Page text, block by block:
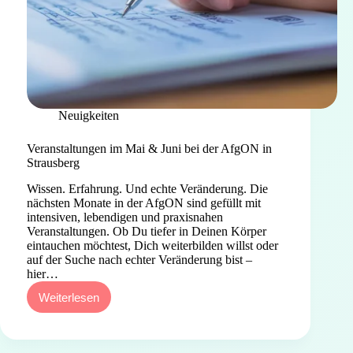
Neuigkeiten
Veranstaltungen im Mai & Juni bei der AfgON in
Strausberg
Wissen. Erfahrung. Und echte Veränderung. Die
nächsten Monate in der AfgON sind gefüllt mit
intensiven, lebendigen und praxisnahen
Veranstaltungen. Ob Du tiefer in Deinen Körper
eintauchen möchtest, Dich weiterbilden willst oder
auf der Suche nach echter Veränderung bist –
hier…
WeiterlesenVeranstaltungen
im
&